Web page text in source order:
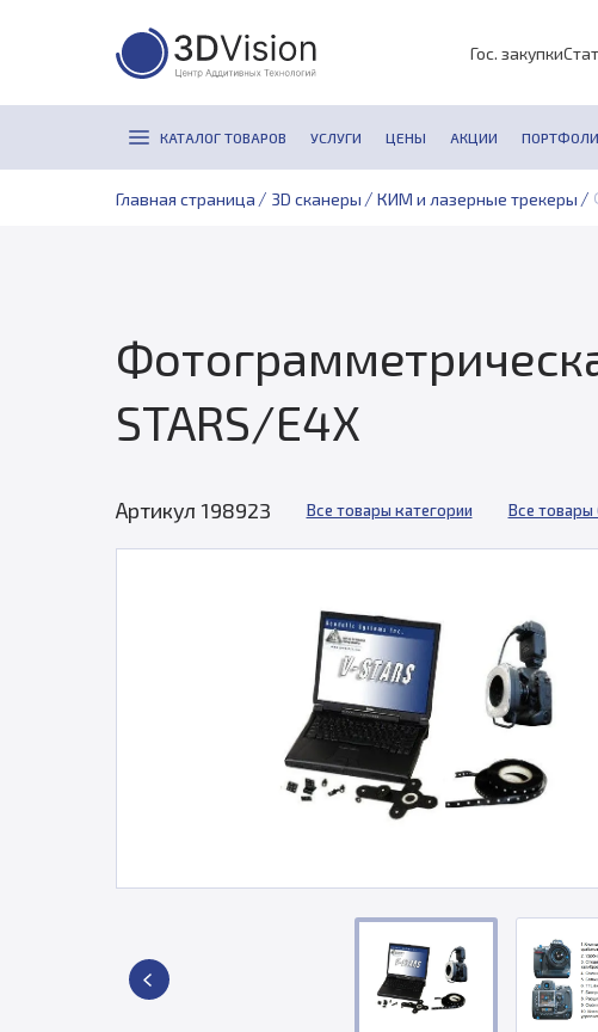
Гос. закупки
КАТАЛОГ ТОВАРОВ УСЛУГИ ЦЕНЫ АКЦИИ
Главная страница / 3D сканеры / КИМ и лазерные трекеры /
STARS/E4X
Артикул 198923 Все товары категории Все товары